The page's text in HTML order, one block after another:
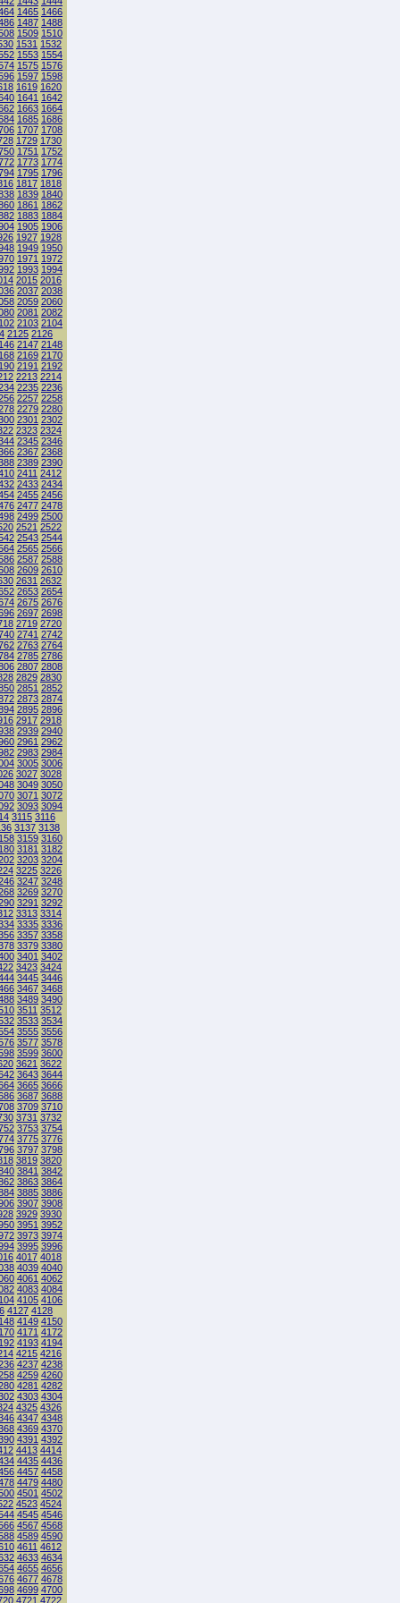
1465 1466
1487 1488
1509 1510
1531 1532
1553 1554
1575 1576
1597 1598
1619 1620
1641 1642
1663 1664
1685 1686
1707 1708
1729 1730
1751 1752
1773 1774
1795 1796
1817 1818
1839 1840
1861 1862
1883 1884
1905 1906
1927 1928
1949 1950
1971 1972
1993 1994
2015 2016
2037 2038
2059 2060
2081 2082
2103 2104
2125 2126
2147 2148
2169 2170
2191 2192
2213 2214
2235 2236
2257 2258
2279 2280
2301 2302
2323 2324
2345 2346
2367 2368
2389 2390
2411 2412
2433 2434
2455 2456
2477 2478
2499 2500
2521 2522
2543 2544
2565 2566
2587 2588
2609 2610
2631 2632
2653 2654
2675 2676
2697 2698
2719 2720
2741 2742
2763 2764
2785 2786
2807 2808
2829 2830
2851 2852
2873 2874
2895 2896
2917 2918
2939 2940
2961 2962
2983 2984
3005 3006
3027 3028
3049 3050
3071 3072
3093 3094
3115 3116
3137 3138
3159 3160
3181 3182
3203 3204
3225 3226
3247 3248
3269 3270
3291 3292
3313 3314
3335 3336
3357 3358
3379 3380
3401 3402
3423 3424
3445 3446
3467 3468
3489 3490
3511 3512
3533 3534
3555 3556
3577 3578
3599 3600
3621 3622
3643 3644
3665 3666
3687 3688
3709 3710
3731 3732
3753 3754
3775 3776
3797 3798
3819 3820
3841 3842
3863 3864
3885 3886
3907 3908
3929 3930
3951 3952
3973 3974
3995 3996
4017 4018
4039 4040
4061 4062
4083 4084
4105 4106
4127 4128
4149 4150
4171 4172
4193 4194
4215 4216
4237 4238
4259 4260
4281 4282
4303 4304
4325 4326
4347 4348
4369 4370
4391 4392
4413 4414
4435 4436
4457 4458
4479 4480
4501 4502
4523 4524
4545 4546
4567 4568
4589 4590
4611 4612
4633 4634
4655 4656
4677 4678
4699 4700
4721 4722